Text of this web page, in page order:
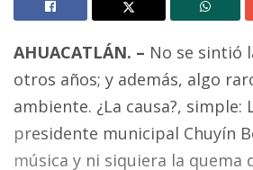
AHUACATLÁN. – No se sintió
otros años; y además, algo
ambiente. ¿La causa?, simple:
presidente municipal Chuyín
música y ni siquiera la quema